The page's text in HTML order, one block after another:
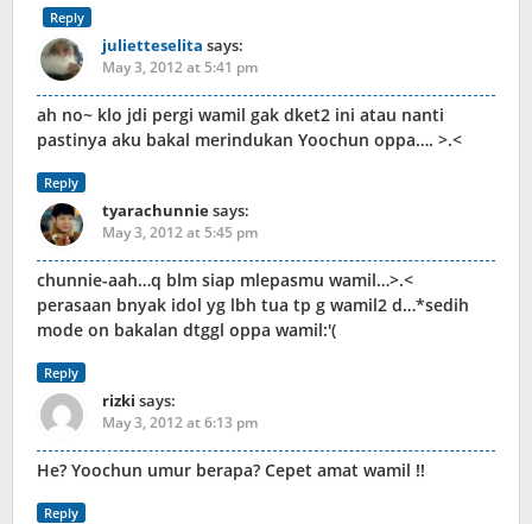
Reply
julietteselita says:
May 3, 2012 at 5:41 pm
ah no~ klo jdi pergi wamil gak dket2 ini atau nanti
pastinya aku bakal merindukan Yoochun oppa…. >.<
Reply
tyarachunniesays:
May 3, 2012 at 5:45 pm
chunnie-aah…q blm siap mlepasmu wamil…>.<
perasaan bnyak idol yg lbh tua tp g wamil2 d…*sedih
mode on bakalan dtggl oppa wamil:'(
Reply
rizki says:
May 3, 2012 at 6:13 pm
He? Yoochun umur berapa? Cepet amat wamil !!
Reply